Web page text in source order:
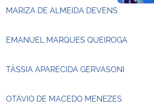
Planalto
MARIZA DE ALMEIDA DEVENS
EMANUEL MARQUES QUEIROGA
TÁSSIA APARECIDA GERVASONI
OTÁVIO DE MACEDO MENEZES